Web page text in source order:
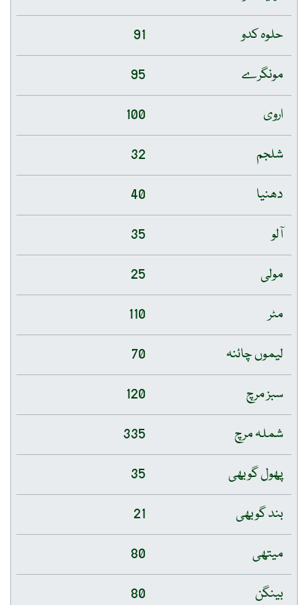
حلوہ کدو
91
مونگرے
95
اروی
100
شلجم
32
دھنیا
40
آلو
35
مولی
25
مٹر
110
لیموں چائنہ
70
سبز مرچ
120
شملہ مرچ
335
پھول گوبھی
35
بند گوبھی
21
میتھی
80
بینگن
80